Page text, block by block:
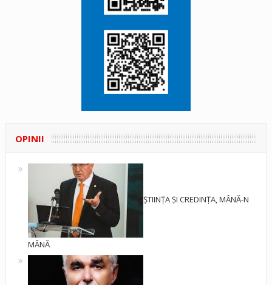
OPINII
ȘTIINȚA ȘI CREDINȚA, MÂNĂ-N
MÂNĂ